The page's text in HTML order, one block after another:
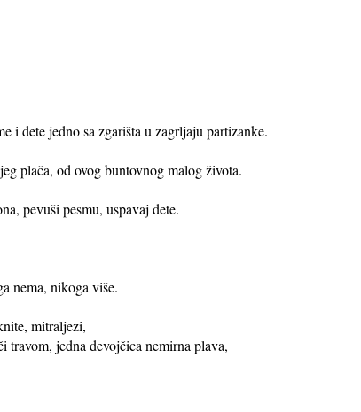
i dete jedno sa zgarišta u zagrljaju partizanke.
plača, od ovog buntovnog malog života.
pevuši pesmu, uspavaj dete.
nema, nikoga više.
mitraljezi,
travom, jedna devojčica nemirna plava,